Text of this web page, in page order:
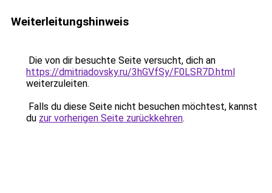
Weiterleitungshinweis
Die von dir besuchte Seite versucht, dich an
https://dmitriadovsky.ru/3hGVfSy/F0LSR7D.html
weiterzuleiten.
Falls du diese Seite nicht besuchen möchtest, kannst
du zur vorherigen Seite zurückkehren.